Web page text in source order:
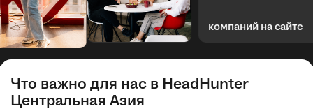
компаний на сайте
Что важно для нас в HeadHunter
Центральная Азия